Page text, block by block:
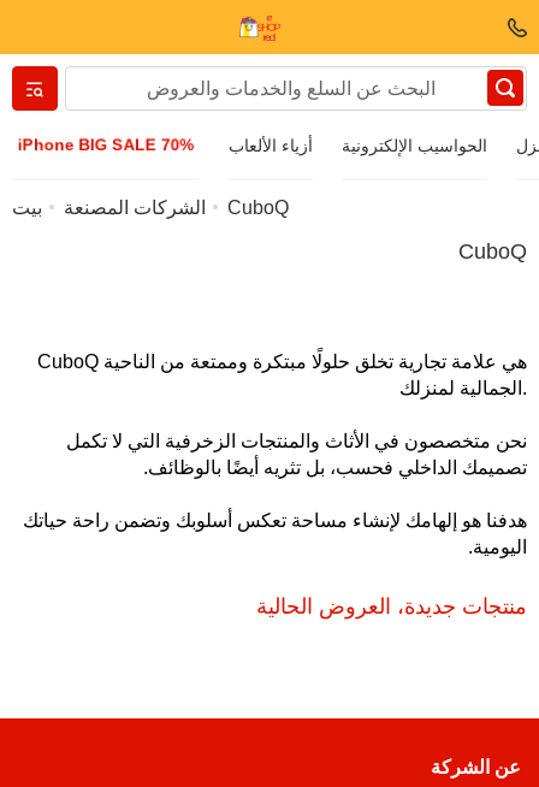
iPhone BIG SALE 70% أزياء الألعاب الحواسيب الإلكترونية
Вернуться назад
ملحقات
مجوهرات
ساعة اليد
بيت الشركات المصنعة CuboQ
CuboQ
CuboQ هي علامة تجارية تخلق حلولًا مبتكرة وممتعة من الناحية
الجمالية لمنزلك.
نحن متخصصون في الأثاث والمنتجات الزخرفية التي لا تكمل
تصميمك الداخلي فحسب، بل تثريه أيضًا بالوظائف.
هدفنا هو إلهامك لإنشاء مساحة تعكس أسلوبك وتضمن راحة حياتك
اليومية.
منتجات جديدة، العروض الحالية
عن الشركة